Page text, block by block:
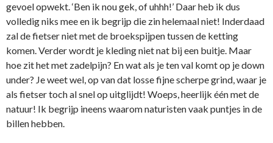
gevoel opwekt. ‘Ben ik nou gek, of uhhh!’ Daar heb ik dus
volledig niks mee en ik begrijp die zin helemaal niet! Inderdaad
zal de fietser niet met de broekspijpen tussen de ketting
komen. Verder wordt je kleding niet nat bij een buitje. Maar
hoe zit het met zadelpijn? En wat als je ten val komt op je down
under? Je weet wel, op van dat losse fijne scherpe grind, waar je
als fietser toch al snel op uitglijdt! Woeps, heerlijk één met de
natuur! Ik begrijp ineens waarom naturisten vaak puntjes in de
billen hebben.